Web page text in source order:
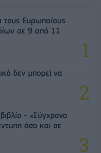
τους Ευρωπαίους
σε 9 από 11
δεν μπορεί να
- «Σύγχρονο
όσο και σε